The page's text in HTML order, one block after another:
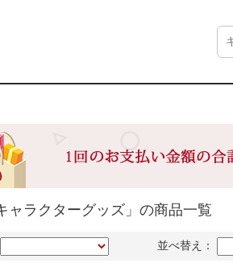
ャラクターグッズ」の商品一覧
並べ替え：